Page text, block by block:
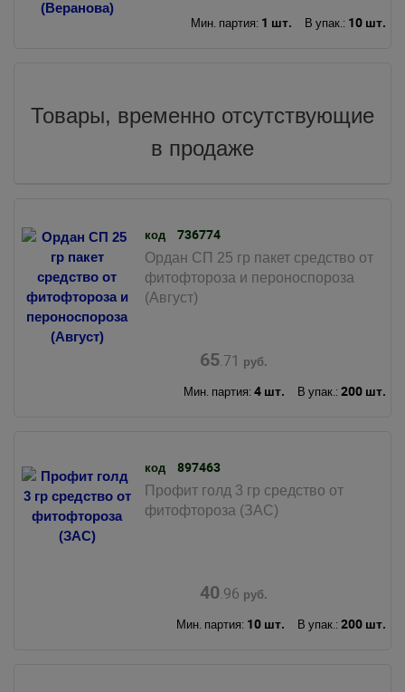
Мин. партия: 1 шт. В упак.: 10 шт.
Товары, временно отсутствующие
в продаже
код 736774
Ордан СП 25 гр пакет средство от
фитофтороза и пероноспороза
(Август)
65.71 руб.
Мин. партия: 4 шт. В упак.: 200 шт.
код 897463
Профит голд 3 гр средство от
фитофтороза (ЗАС)
40.96 руб.
Мин. партия: 10 шт. В упак.: 200 шт.